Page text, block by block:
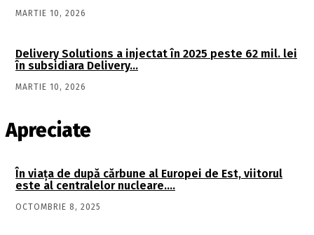
MARTIE 10, 2026
Delivery Solutions a injectat în 2025 peste 62 mil. lei
în subsidiara Delivery…
MARTIE 10, 2026
Apreciate
În viaţa de după cărbune al Europei de Est, viitorul
este al centralelor nucleare….
OCTOMBRIE 8, 2025